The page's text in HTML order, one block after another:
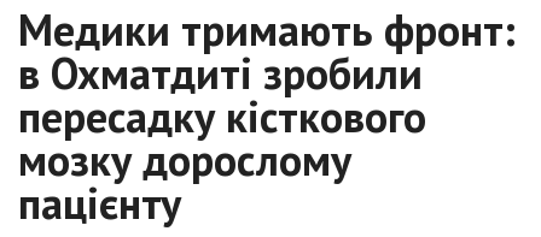
Медики тримають фронт:
в Охматдиті зробили
пересадку кісткового
мозку дорослому
пацієнту